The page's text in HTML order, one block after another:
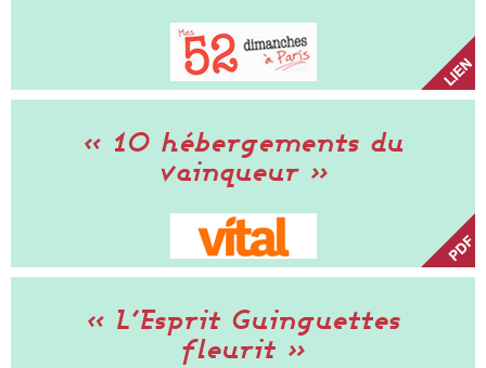
« 10 hébergements du
vainqueur »
« L’Esprit Guinguettes
fleurit »